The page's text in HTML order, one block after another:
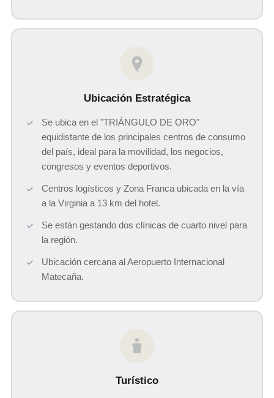
Ubicación Estratégica
Se ubica en el "TRIÁNGULO DE ORO"
equidistante de los principales centros de consumo
del país, ideal para la movilidad, los negocios,
congresos y eventos deportivos.
Centros logísticos y Zona Franca ubicada en la vía
a la Virginia a 13 km del hotel.
Se están gestando dos clínicas de cuarto nivel para
la región.
Ubicación cercana al Aeropuerto Internacional
Matecaña.
Turístico